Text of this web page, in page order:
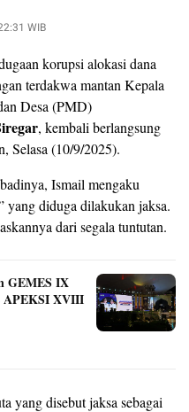
WIB
korupsi alokasi dana
terdakwa mantan Kepala
Desa (PMD)
, kembali berlangsung
Selasa (10/9/2025).
Ismail mengaku
yang diduga dilakukan jaksa.
dari segala tuntutan.
GEMES IX
APEKSI XVIII
yang disebut jaksa sebagai